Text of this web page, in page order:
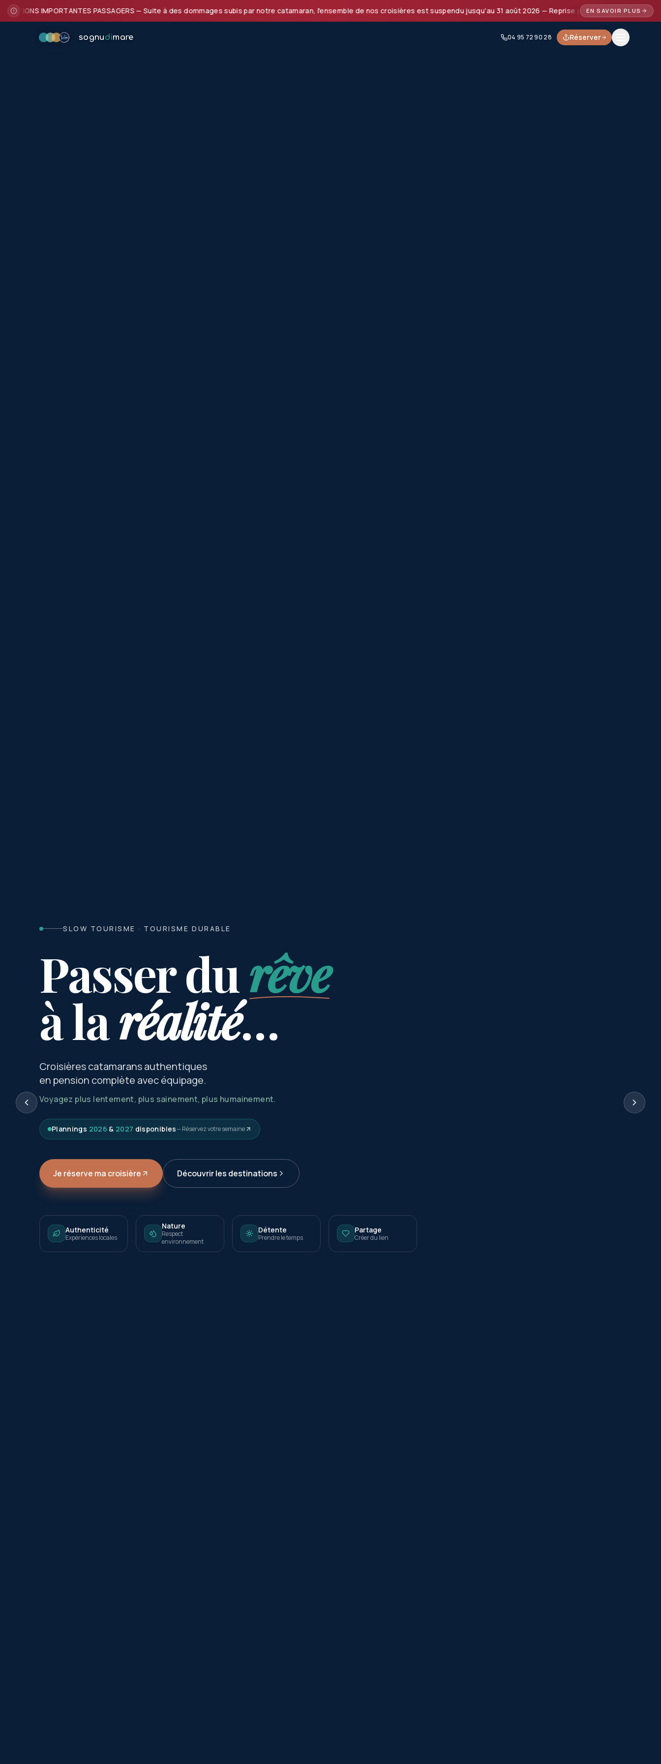
IMPORTANTES PASSAGERS — Suite à des dommages subis par notre catamaran, l'ensemble de nos croisières est suspendu jusqu'au 31 août 2026 — Reprise prévue à partir de
EN SAVOIR PLUS
sognudimare 04 95 72 90 28 Réserver
SLOW TOURISME · TOURISME DURABLE
Passer durêve
à laréalité…
Croisières catamarans authentiques
en pension complète avec équipage.
Voyagez plus lentement, plus sainement, plus humainement.
Plannings 2026 & 2027 disponibles— Réservez votre semaine
Je réserve ma croisière Découvrir les destinations
Authenticité
Expériences locales
Nature
Respect
environnement
Détente
Prendre le temps
Partage
Créer du lien